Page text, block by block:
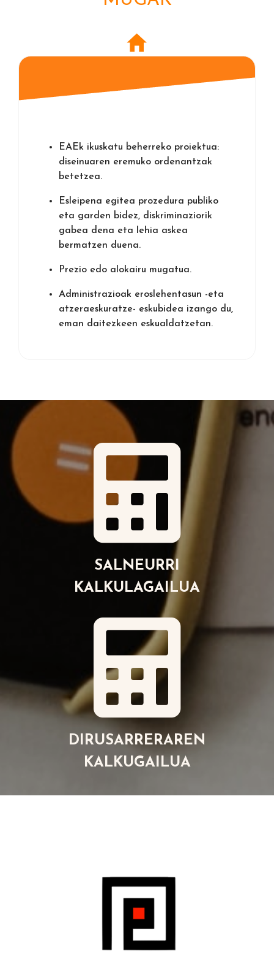
EAEk ikuskatu beherreko proiektua:
diseinuaren eremuko ordenantzak
betetzea.
Esleipena egitea prozedura publiko
eta garden bidez, diskriminaziorik
gabea dena eta lehia askea
bermatzen duena.
Prezio edo alokairu mugatua.
Administrazioak eroslehentasun -eta
atzeraeskuratze- eskubidea izango du,
eman daitezkeen eskualdatzetan.
SALNEURRI
KALKULAGAILUA
DIRUSARRERAREN
KALKUGAILUA